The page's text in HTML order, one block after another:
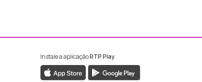
da RTP Madeira
da RTP Madeira
Instale a aplicaçãoRTP Play